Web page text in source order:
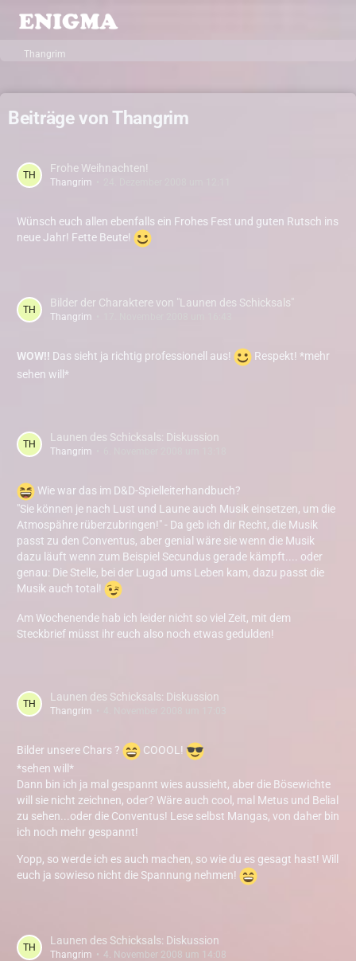
Thangrim
Beiträge von Thangrim
Frohe Weihnachten!
Thangrim
Wünsch euch allen ebenfalls ein Frohes Fest und guten Rutsch ins
neue Jahr! Fette Beute!
Bilder der Charaktere von "Launen des Schicksals"
Thangrim
WOW!! Das sieht ja richtig professionell aus!
Respekt! *mehr
sehen will*
Launen des Schicksals: Diskussion
Thangrim
Wie war das im D&D-Spielleiterhandbuch?
"Sie können je nach Lust und Laune auch Musik einsetzen, um die
Atmospähre rüberzubringen!" - Da geb ich dir Recht, die Musik
passt zu den Conventus, aber genial wäre sie wenn die Musik
dazu läuft wenn zum Beispiel Secundus gerade kämpft.... oder
genau: Die Stelle, bei der Lugad ums Leben kam, dazu passt die
Musik auch total!
Am Wochenende hab ich leider nicht so viel Zeit, mit dem
Steckbrief müsst ihr euch also noch etwas gedulden!
Launen des Schicksals: Diskussion
Thangrim
Bilder unsere Chars ?
COOOL!
*sehen will*
Dann bin ich ja mal gespannt wies aussieht, aber die Bösewichte
will sie nicht zeichnen, oder? Wäre auch cool, mal Metus und Belial
zu sehen...oder die Conventus! Lese selbst Mangas, von daher bin
ich noch mehr gespannt!
Yopp, so werde ich es auch machen, so wie du es gesagt hast! Will
euch ja sowieso nicht die Spannung nehmen!
Launen des Schicksals: Diskussion
Thangrim 4. November 2008 um 14:08